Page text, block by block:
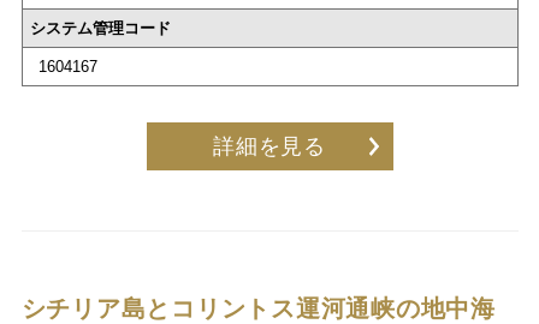
システム管理コード
1604167
詳細を見る
シチリア島とコリントス運河通峡の地中海